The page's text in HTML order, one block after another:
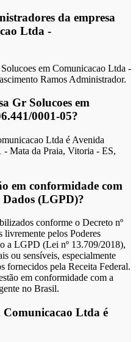
da empresa
Ltda -
em Comunicacao Ltda -
Ramos Administrador.
Gr Solucoes em
0001-05?
Ltda é Avenida
- Mata da Praia, Vitoria - ES,
em conformidade com
Dados (LGPD)?
conforme o Decreto nº
pelos Poderes
a LGPD (Lei nº 13.709/2018),
ou sensíveis, especialmente
fornecidos pela Receita Federal.
em conformidade com a
no Brasil.
Comunicacao Ltda é